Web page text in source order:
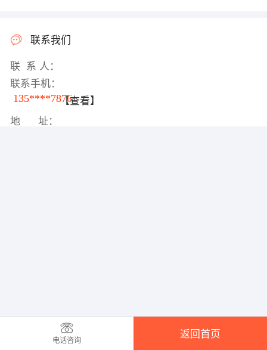
联系我们
联 系 人：
联系手机：
135****7876【查看】
地 址：
电话咨询
返回首页